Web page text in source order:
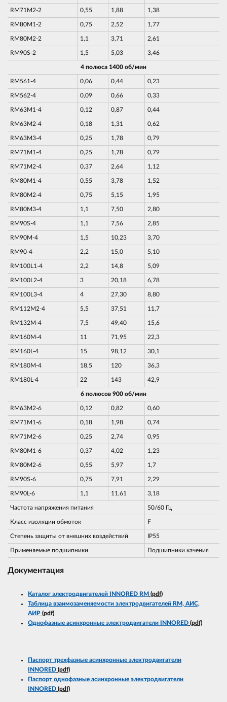
RM71M2-2 0,55 1,88 1,38
RM80M1-2 0,75 2,52 1,77
RM80M2-2 1,1 3,71 2,61
RM90S-2 1,5 5,03 3,46
4 полюса 1400 об/мин
RM561-4 0,06 0,44 0,23
RM562-4 0,09 0,66 0,33
RM63M1-4 0,12 0,87 0,44
RM63M2-4 0,18 1,31 0,62
RM63M3-4 0,25 1,78 0,79
RM71M1-4 0,25 1,78 0,79
RM71M2-4 0,37 2,64 1,12
RM80M1-4 0,55 3,78 1,52
RM80M2-4 0,75 5,15 1,95
RM80M3-4 1,1 7,50 2,80
RM90S-4 1,1 7,56 2,85
RM90M-4 1,5 10,23 3,70
RM90-4 2,2 15,0 5,10
RM100L1-4 2,2 14,8 5,09
RM100L2-4 3 20,18 6,78
RM100L3-4 4 27,30 8,80
RM112M2-4 5,5 37,51 11,7
RM132M-4 7,5 49,40 15,6
RM160M-4 11 71,95 22,3
RM160L-4 15 98,12 30,1
RM180M-4 18,5 120 36,3
RM180L-4 22 143 42,9
6 полюсов 900 об/мин
RM63M2-6 0,12 0,82 0,60
RM71M1-6 0,18 1,98 0,74
RM71M2-6 0,25 2,74 0,95
RM80M1-6 0,37 4,02 1,23
RM80M2-6 0,55 5,97 1,7
RM90S-6 0,75 7,91 2,29
RM90L-6 1,1 11,61 3,18
Частота напряжения питания 50/60 Гц
Класс изоляции обмоток F
Степень защиты от внешних воздействий IP55
Применяемые подшипники Подшипники качения
Документация
Каталог электродвигателей INNORED RM (pdf)
Таблица взаимозаменяемости электродвигателей RM, АИС,
АИР (pdf)
Однофазные асинхронные электродвигатели INNORED (pdf)
Паспорт трехфазные асинхронные электродвигатели
INNORED (pdf)
Паспорт однофазные асинхронные электродвигатели
INNORED (pdf)